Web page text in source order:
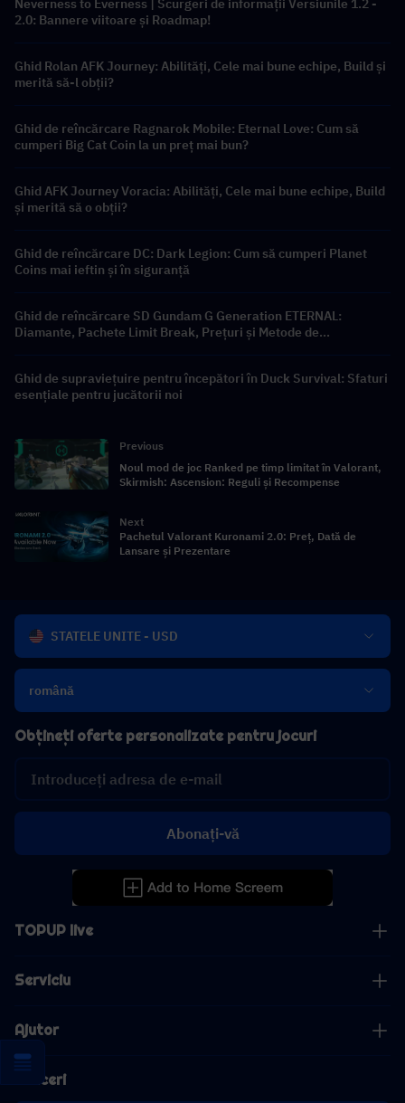
Neverness to Everness | Scurgeri de informații Versiunile 1.2 -
2.0: Bannere viitoare și Roadmap!
Ghid Rolan AFK Journey: Abilități, Cele mai bune echipe, Build și
merită să-l obții?
Ghid de reîncărcare Ragnarok Mobile: Eternal Love: Cum să
cumperi Big Cat Coin la un preț mai bun?
Ghid AFK Journey Voracia: Abilități, Cele mai bune echipe, Build
și merită să o obții?
Ghid de reîncărcare DC: Dark Legion: Cum să cumperi Planet
Coins mai ieftin și în siguranță
Ghid de reîncărcare SD Gundam G Generation ETERNAL:
Diamante, Pachete Limit Break, Prețuri și Metode de
Ghid de supraviețuire pentru începători în Duck Survival: Sfaturi
esențiale pentru jucătorii noi
Previous
Noul mod de joc Ranked pe timp limitat în Valorant,
Skirmish: Ascension: Reguli și Recompense
Next
Pachetul Valorant Kuronami 2.0: Preț, Dată de
Lansare și Prezentare
STATELE UNITE - USD
română
TOPUP live
Serviciu
Ajutor
Afaceri
Obțineți oferte personalizate pentru jocuri
Abonați-vă